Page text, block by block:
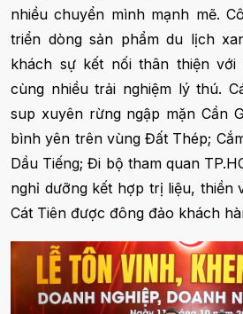
nhiều chuyển mình mạnh mẽ.
triển dòng sản phẩm du lịch
khách sự kết nối thân thiện
cùng nhiều trải nghiệm lý thú.
sup xuyên rừng ngập mặn Cần
bình yên trên vùng Đất Thép;
Dầu Tiếng; Đi bộ tham quan
nghỉ dưỡng kết hợp trị liệu, thiền
Cát Tiên được đông đảo khách